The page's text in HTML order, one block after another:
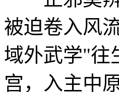
被迫卷入风
域外武学"往
宫，入主中